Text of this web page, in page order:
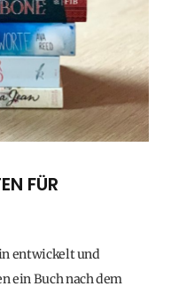
FÜR
entwickelt und
ein Buch nach dem